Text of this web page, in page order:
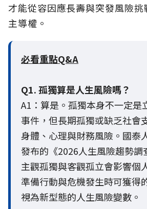
才能從容因應長壽與突發風險
主導權。
必看重點Q&A
Q1. 孤獨算是人生風險嗎？
A1：算是。孤獨本身不一定是
事件，但長期孤獨或缺乏社會
身體、心理與財務風險。國泰
發布的《2026人生風險趨勢調
主觀孤獨與客觀孤立會影響個
準備行動與危機發生時可獲得
視為新型態的人生風險變數。